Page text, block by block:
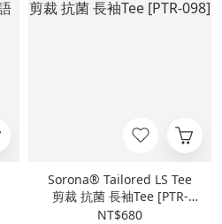
Sorona® Tailored LS Tee
剪裁 抗菌 長袖Tee [PTR-
098]
NT$680